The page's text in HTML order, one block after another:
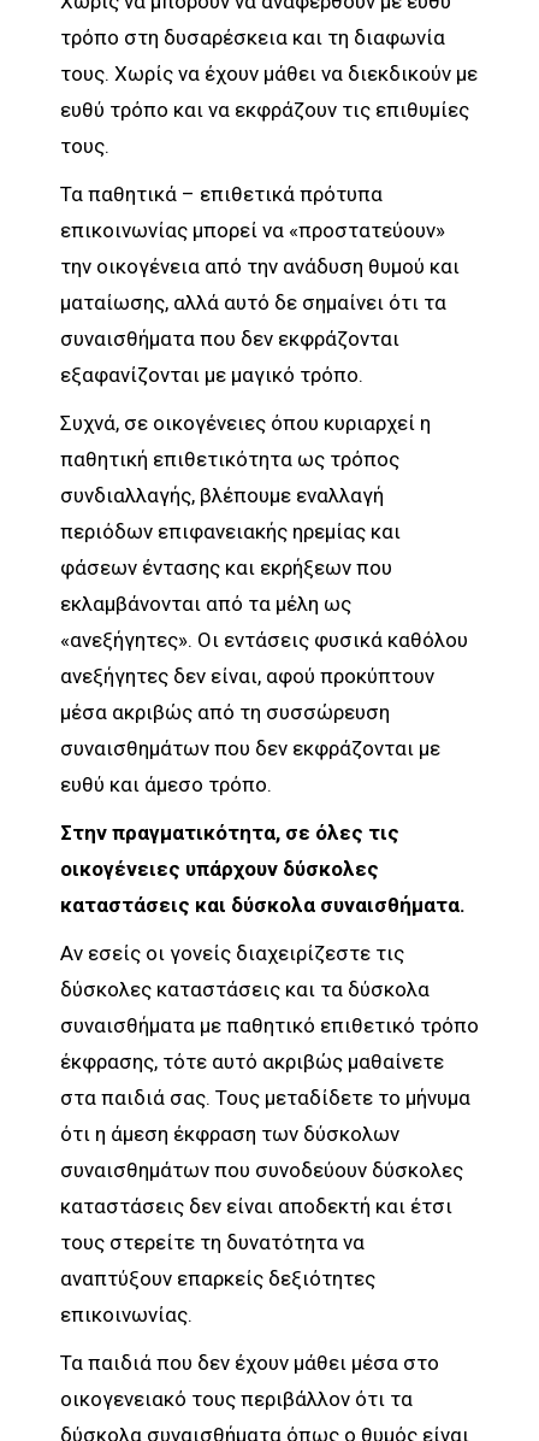
τρόπο στη δυσαρέσκεια και τη διαφωνία
τους. Χωρίς να έχουν μάθει να διεκδικούν με
ευθύ τρόπο και να εκφράζουν τις επιθυμίες
τους.
Τα παθητικά – επιθετικά πρότυπα
επικοινωνίας μπορεί να «προστατεύουν»
την οικογένεια από την ανάδυση θυμού και
ματαίωσης, αλλά αυτό δε σημαίνει ότι τα
συναισθήματα που δεν εκφράζονται
εξαφανίζονται με μαγικό τρόπο.
Συχνά, σε οικογένειες όπου κυριαρχεί η
παθητική επιθετικότητα ως τρόπος
συνδιαλλαγής, βλέπουμε εναλλαγή
περιόδων επιφανειακής ηρεμίας και
φάσεων έντασης και εκρήξεων που
εκλαμβάνονται από τα μέλη ως
«ανεξήγητες». Οι εντάσεις φυσικά καθόλου
ανεξήγητες δεν είναι, αφού προκύπτουν
μέσα ακριβώς από τη συσσώρευση
συναισθημάτων που δεν εκφράζονται με
ευθύ και άμεσο τρόπο.
Στην πραγματικότητα, σε όλες τις
οικογένειες υπάρχουν δύσκολες
καταστάσεις και δύσκολα συναισθήματα.
Αν εσείς οι γονείς διαχειρίζεστε τις
δύσκολες καταστάσεις και τα δύσκολα
συναισθήματα με παθητικό επιθετικό τρόπο
έκφρασης, τότε αυτό ακριβώς μαθαίνετε
στα παιδιά σας. Τους μεταδίδετε το μήνυμα
ότι η άμεση έκφραση των δύσκολων
συναισθημάτων που συνοδεύουν δύσκολες
καταστάσεις δεν είναι αποδεκτή και έτσι
τους στερείτε τη δυνατότητα να
αναπτύξουν επαρκείς δεξιότητες
επικοινωνίας.
Τα παιδιά που δεν έχουν μάθει μέσα στο
οικογενειακό τους περιβάλλον ότι τα
δύσκολα συναισθήματα όπως ο θυμός είναι